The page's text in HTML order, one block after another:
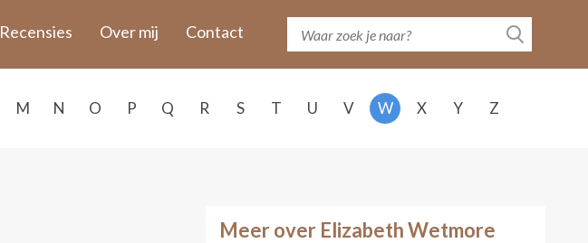
Recensies Over mij Contact
M N O P Q R S T U V W X Y Z
Meer over Elizabeth Wetmore